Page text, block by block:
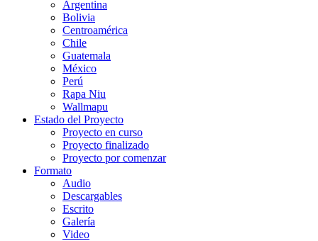
Argentina
Bolivia
Centroamérica
Chile
Guatemala
México
Perú
Rapa Niu
Wallmapu
Estado del Proyecto
Proyecto en curso
Proyecto finalizado
Proyecto por comenzar
Formato
Audio
Descargables
Escrito
Galería
Video